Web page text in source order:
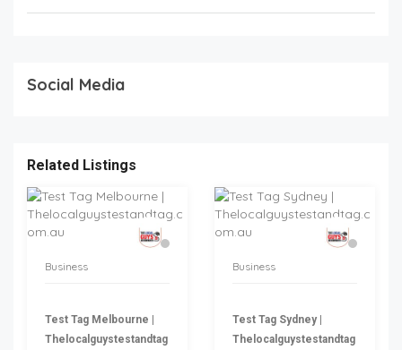
Social Media
Related Listings
Business
Test Tag Melbourne |
Thelocalguystestandtag
Business
Test Tag Sydney |
Thelocalguystestandtag